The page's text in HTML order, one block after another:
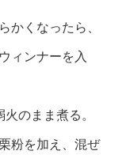
かくなったら、
ィンナーを入
のまま煮る。
粉を加え、混ぜ